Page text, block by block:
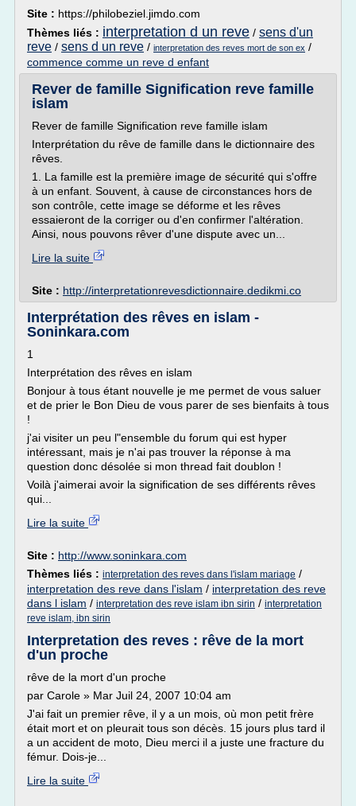
Site : https://philobeziel.jimdo.com
Thèmes liés : interpretation d un reve / sens d'un
reve / sens d un reve / interpretation des reves mort de son ex /
commence comme un reve d enfant
Rever de famille Signification reve famille
islam
Rever de famille Signification reve famille islam
Interprétation du rêve de famille dans le dictionnaire des
rêves.
1. La famille est la première image de sécurité qui s'offre
à un enfant. Souvent, à cause de circonstances hors de
son contrôle, cette image se déforme et les rêves
essaieront de la corriger ou d'en confirmer l'altération.
Ainsi, nous pouvons rêver d'une dispute avec un...
Lire la suite
Site : http://interpretationrevesdictionnaire.dedikmi.co
Interprétation des rêves en islam -
Soninkara.com
1
Interprétation des rêves en islam
Bonjour à tous étant nouvelle je me permet de vous saluer
et de prier le Bon Dieu de vous parer de ses bienfaits à tous
!
j'ai visiter un peu l"ensemble du forum qui est hyper
intéressant, mais je n'ai pas trouver la réponse à ma
question donc désolée si mon thread fait doublon !
Voilà j'aimerai avoir la signification de ses différents rêves
qui...
Lire la suite
Site : http://www.soninkara.com
Thèmes liés : interpretation des reves dans l'islam mariage /
interpretation des reve dans l'islam / interpretation des reve
dans l islam / interpretation des reve islam ibn sirin / interpretation
reve islam, ibn sirin
Interpretation des reves : rêve de la mort
d'un proche
rêve de la mort d'un proche
par Carole » Mar Juil 24, 2007 10:04 am
J'ai fait un premier rêve, il y a un mois, où mon petit frère
était mort et on pleurait tous son décès. 15 jours plus tard il
a un accident de moto, Dieu merci il a juste une fracture du
fémur. Dois-je...
Lire la suite